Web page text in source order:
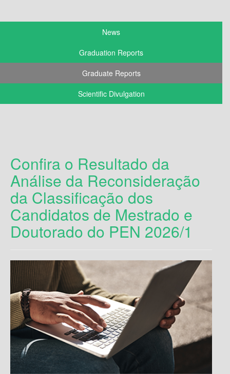
News
Graduation Reports
Graduate Reports
Scientific Divulgation
Confira o Resultado da
Análise da Reconsideração
da Classificação dos
Candidatos de Mestrado e
Doutorado do PEN 2026/1